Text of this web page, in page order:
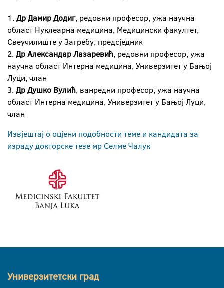
1. Др Дамир Додиг, редовни професор, ужа научна
област Нуклеарна медицина, Медицински факултет,
Свеучилиште у Загребу, предсједник
2. Др Александар Лазаревић, редовни професор, ужа
научна област Интерна медицина, Универзитет у Бањој
Луци, члан
3. Др Душко Вулић, ванредни професор, ужа научна
област Интерна медицина, Универзитет у Бањој Луци,
члан
Извјештај о оцјени подобности теме и кандидата за
израду докторске тезе мр Селме Чалук
Универзитетски град